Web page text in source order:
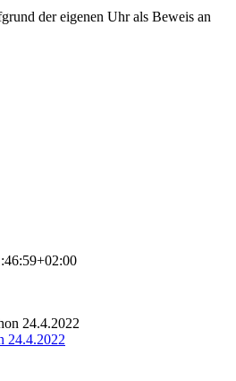
der eigenen Uhr als Beweis an
24.4.2022